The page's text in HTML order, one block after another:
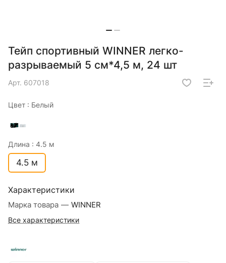
Тейп спортивный WINNER легко-
разрываемый 5 см*4,5 м, 24 шт
Арт. 607018
Цвет : Белый
Длина : 4.5 м
4.5 м
Характеристики
Марка товара — WINNER
Все характеристики